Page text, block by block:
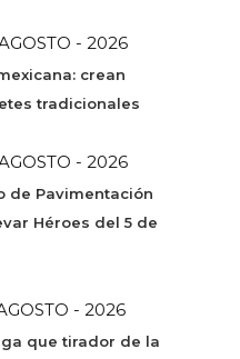
- 2026
crean
tradicionales
- 2026
de Pavimentación
Héroes del 5 de
- 2026
que tirador de la